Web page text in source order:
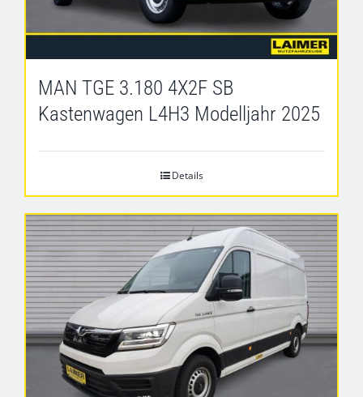
MAN TGE 3.180 4X2F SB
Kastenwagen L4H3 Modelljahr 2025
Details